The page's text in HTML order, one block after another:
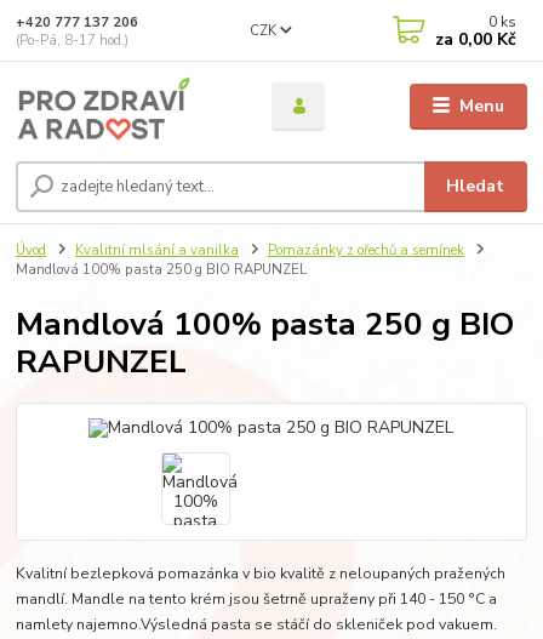
Menu
CZK
Hledat
+420 777 137 206
(Po-Pá, 8-17 hod.)
0 ks
za 0,00 Kč
Úvod Kvalitní mlsání a vanilka
Pomazánky z ořechů a semínek
Mandlová 100% pasta 250 g BIO RAPUNZEL
Mandlová 100% pasta 250 g BIO
RAPUNZEL
Kvalitní bezlepková pomazánka v bio kvalitě z neloupaných pražených
mandlí. Mandle na tento krém jsou šetrně upraženy při 140 - 150 °C a
namlety najemno.Výsledná pasta se stáčí do skleniček pod vakuem.